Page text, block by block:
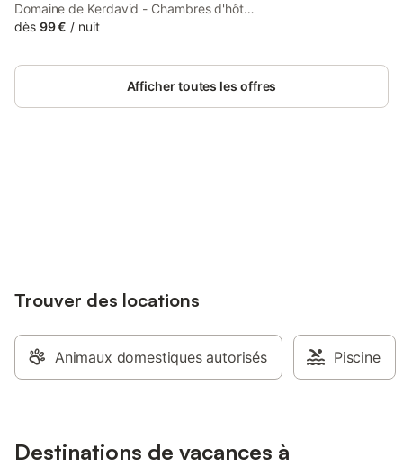
Domaine de Kerdavid - Chambres d'hôtes
à Remungol is a bed and breakfast set in
Vannes Train Station.
dès 99 € / nuit
Afficher toutes les offres
Trouver des locations
Animaux domestiques autorisés Piscine
Destinations de vacances à